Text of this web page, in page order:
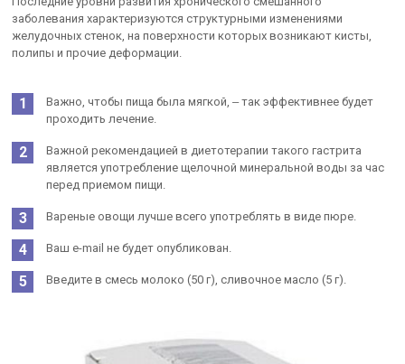
заболевания характеризуются структурными изменениями
желудочных стенок, на поверхности которых возникают кисты,
полипы и прочие деформации.
Важно, чтобы пища была мягкой, ‒ так эффективнее будет
проходить лечение.
Важной рекомендацией в диетотерапии такого гастрита
является употребление щелочной минеральной воды за час
перед приемом пищи.
Вареные овощи лучше всего употреблять в виде пюре.
Ваш e-mail не будет опубликован.
Введите в смесь молоко (50 г), сливочное масло (5 г).